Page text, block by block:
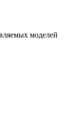
моделей